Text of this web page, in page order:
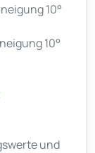
10°
10°
und